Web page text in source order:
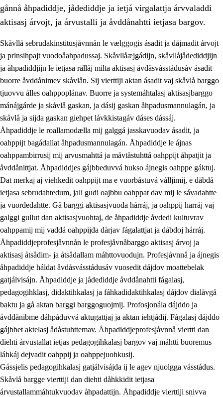
3. Prinsihpa skåvlå dåjmajda
3.1 Sebrudahtte oahppambirás
3.2 Åhpadibme ja hiebadum åhpadus
3.3 Aktisasjbarggo sijda ja skåvlå gaskan
3.4 Åhpadus åhpadusvidnudagán ja barggoiellemin
3.5 Profesjåvnåaktisasjvuohta ja skåvllååvddånibme
gånnå åhpadiddje, jådediddje ja ietjá virgalattja árvvaladdi
aktisasj árvojt, ja árvustalli ja åvddånahtti ietjasa bargov.
Skåvllå sebrudakinstitusjåvnnån le vælggogis ásadit ja dåjmadit árvojt
ja prinsihpajt vuodoåahpadussaj. Skåvllåæjgádijn, skåvllåjådediddjijn
ja åhpadiddjijn le ietjasa rållåj milta aktisasj åvdåsvásstádusáv ásadit
buorre åvddånimev skåvlån. Sij vierttiji aktan ásadit vaj skåvlå barggo
tjuovvu ålles oahppoplánav. Buorre ja systemáhtalasj aktisasjbarggo
mánájgárde ja skåvlå gaskan, ja dásij gaskan åhpadusmannulagán, ja
skåvlå ja sijda gaskan giehpet lávkkistagáv dáses dássáj.
Åhpadiddje le roallamodælla mij galggá jasskavuodav ásadit, ja
oahppijt bagádallat åhpadusmannulagán. Åhpadiddje le ájnas
oahppambirrusij mij arvusmahttá ja måvtåstuhttá oahppijt åhpatjit ja
åvddånittjat. Åhpadiddjes gájbbeduvvá hukso ájnegis oahppe gáktuj.
Dat merkaj aj viehkedit oahppijt ma e vuorbástuvá válljimij, e dåbdå
ietjasa sebrudahtedum, jali gudi oajbbu oahppat dav mij le sávadahtte
ja vuordedahtte. Gå barggi aktisasjvuoda hárráj, ja oahppij harráj vaj
galggi gullut dan aktisasjvuohtaj, de åhpadiddje åvdedi kultuvrav
oahppamij mij vaddá oahppijda dårjav fágalattjat ja dåbdoj hárráj.
Åhpadiddjeprofesjåvnnån le profesjåvnåbarggo aktisasj árvoj ja
aktisasj åtsådim- ja åtsådallam máhttovuodujn. Profesjåvnnå ja ájnegis
åhpadiddje háldat åvdåsvásstádusáv vuosedit dájdov moattebelak
gatjálvisájn. Åhpadiddje ja jådediddje åvddånahtti fágalasj,
pedagogihklasj, didaktihkalasj ja fáhkadidaktihkalasj dájdov dialåvgå
baktu ja gå aktan barggi barggoguojmij. Profosjonála dájddo ja
åvddånibme dáhpáduvvá aktugattjaj ja aktan iehtjádij. Fágalasj dájddo
gájbbet aktelasj ådåstuhttemav. Åhpadiddjeprofesjåvnnå viertti dan
diehti árvustallat ietjas pedagogihkalasj bargov vaj máhtti buoremus
láhkáj dejvadit oahppij ja oahppejuohkusij.
Gássjelis pedagogihkalasj gatjálvisájda ij le agev njuolgga vásstádus.
Skåvlå bargge vierttiji dan diehti dåhkkidit ietjasa
árvustallammáhtukvuodav åhpadattijn. Åhpadiddje vierttiji snivva